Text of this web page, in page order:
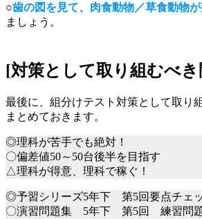
○歯の図を見て、肉食動物／草食動物
ましょう。
[対策として取り組むべき
最後に、組分けテスト対策として取り
まとめておきます。
◎理科が苦手でも絶対！
〇偏差値50～50台後半を目指す
△理科が得意、理科で稼ぐ！
◎予習シリーズ5年下 第5回要点チェ
〇演習問題集 5年下 第5回 練習問